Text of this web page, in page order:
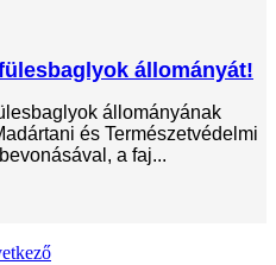
állományát!
állományának
és Természetvédelmi
a faj...